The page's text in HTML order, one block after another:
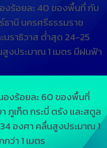
งร้อยละ 40 ของพื้นที่ กับ
านี นครศรีธรรมราช
นราธิวาส ต่ำสุด 24-25
งประมาณ 1 เมตร มีฝนฟ้า
องร้อยละ 60 ของพื้นที่
เก็ต กระบี่ ตรัง และสตูล
องศา คลื่นสูงประมาณ 1
ว่า 1 เมตร